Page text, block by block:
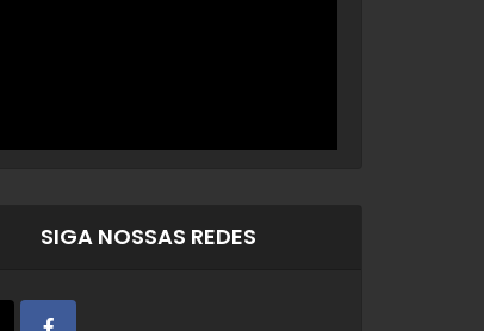
SIGA NOSSAS REDES